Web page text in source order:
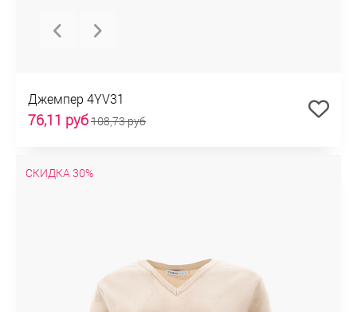
Джемпер 4YV31
76,11 руб108,73 руб
СКИДКА 30%